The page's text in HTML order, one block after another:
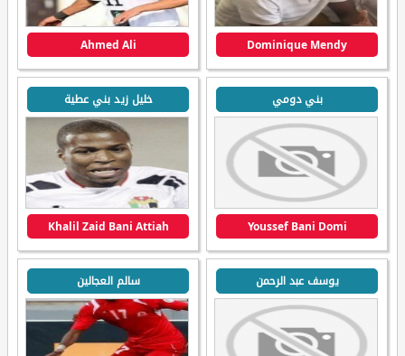
Dominique Mendy
Ahmed Ali
بني دومي
Youssef Bani Domi
خليل زيد بني عطية
Khalil Zaid Bani Attiah
يوسف عبد الرحمن سالم العجالين